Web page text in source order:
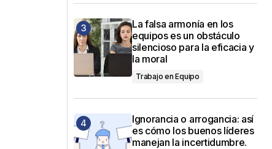
La falsa armonía en los
equipos es un obstáculo
silencioso para la eficacia y
la moral
Trabajo en Equipo
Ignorancia o arrogancia: así
es cómo los buenos líderes
manejan la incertidumbre.